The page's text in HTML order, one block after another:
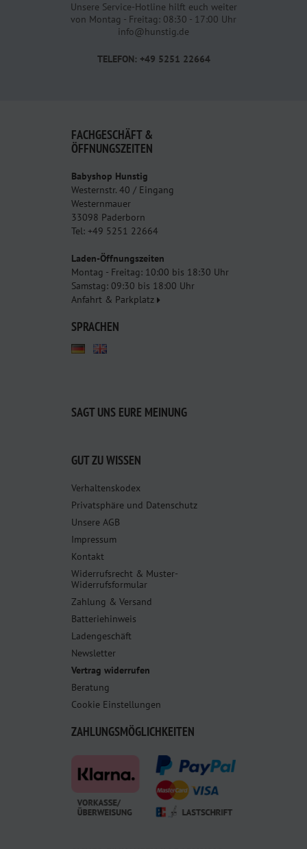
Unsere Service-Hotline hilft euch weiter
von Montag - Freitag: 08:30 - 17:00 Uhr
info@hunstig.de
TELEFON: +49 5251 22664
FACHGESCHÄFT &
ÖFFNUNGSZEITEN
Babyshop Hunstig
Westernstr. 40 / Eingang
Westernmauer
33098 Paderborn
Tel: +49 5251 22664
Laden-Öffnungszeiten
Montag - Freitag: 10:00 bis 18:30 Uhr
Samstag: 09:30 bis 18:00 Uhr
Anfahrt & Parkplatz
SPRACHEN
SAGT UNS EURE MEINUNG
GUT ZU WISSEN
Verhaltenskodex
Privatsphäre und Datenschutz
Unsere AGB
Impressum
Kontakt
Widerrufsrecht & Muster-
Widerrufsformular
Zahlung & Versand
Batteriehinweis
Ladengeschäft
Newsletter
Vertrag widerrufen
Beratung
Cookie Einstellungen
ZAHLUNGSMÖGLICHKEITEN